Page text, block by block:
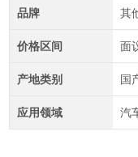
品牌 其
价格区间 面
产地类别 国
应用领域 汽